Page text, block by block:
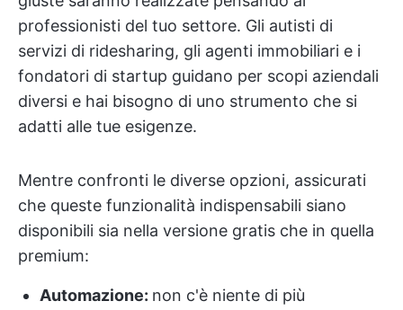
professionisti del tuo settore. Gli autisti di
servizi di ridesharing, gli agenti immobiliari e i
fondatori di startup guidano per scopi aziendali
diversi e hai bisogno di uno strumento che si
adatti alle tue esigenze.
Mentre confronti le diverse opzioni, assicurati
che queste funzionalità indispensabili siano
disponibili sia nella versione gratis che in quella
premium:
Automazione: non c'è niente di più